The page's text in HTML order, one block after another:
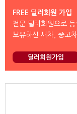
FREE 딜러회원 가입
전문 딜러회원으로 등
보유하신 새차, 중고
딜러회원가입